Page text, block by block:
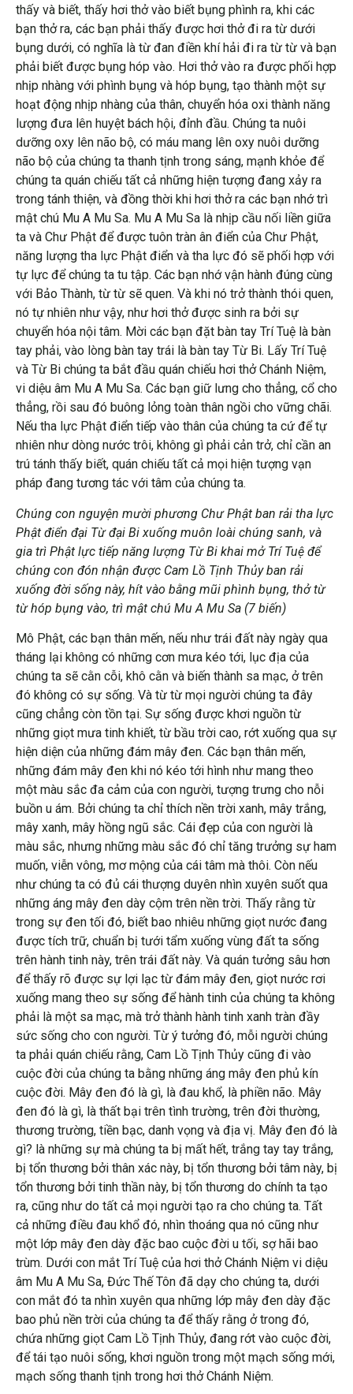
thấy và biết, thấy hơi thở vào biết bụng phình ra, khi các
bạn thở ra, các bạn phải thấy được hơi thở đi ra từ dưới
bụng dưới, có nghĩa là từ đan điền khí hải đi ra từ từ và bạn
phải biết được bụng hóp vào. Hơi thở vào ra được phối hợp
nhịp nhàng với phình bụng và hóp bụng, tạo thành một sự
hoạt động nhịp nhàng của thân, chuyển hóa oxi thành năng
lượng đưa lên huyệt bách hội, đỉnh đầu. Chúng ta nuôi
dưỡng oxy lên não bộ, có máu mang lên oxy nuôi dưỡng
não bộ của chúng ta thanh tịnh trong sáng, mạnh khỏe để
chúng ta quán chiếu tất cả những hiện tượng đang xảy ra
trong tánh thiện, và đồng thời khi hơi thở ra các bạn nhớ trì
mật chú Mu A Mu Sa. Mu A Mu Sa là nhịp cầu nối liền giữa
ta và Chư Phật để được tuôn tràn ân điển của Chư Phật,
năng lượng tha lực Phật điển và tha lực đó sẽ phối hợp với
tự lực để chúng ta tu tập. Các bạn nhớ vận hành đúng cùng
với Bảo Thành, từ từ sẽ quen. Và khi nó trở thành thói quen,
nó tự nhiên như vậy, như hơi thở được sinh ra bởi sự
chuyển hóa nội tâm. Mời các bạn đặt bàn tay Trí Tuệ là bàn
tay phải, vào lòng bàn tay trái là bàn tay Từ Bi. Lấy Trí Tuệ
và Từ Bi chúng ta bắt đầu quán chiếu hơi thở Chánh Niệm,
vi diệu âm Mu A Mu Sa. Các bạn giữ lưng cho thẳng, cổ cho
thẳng, rồi sau đó buông lỏng toàn thân ngồi cho vững chãi.
Nếu tha lực Phật điển tiếp vào thân của chúng ta cứ để tự
nhiên như dòng nước trôi, không gì phải cản trở, chỉ cần an
trú tánh thấy biết, quán chiếu tất cả mọi hiện tượng vạn
pháp đang tương tác với tâm của chúng ta.
Chúng con nguyện mười phương Chư Phật ban rải tha lực
Phật điển đại Từ đại Bi xuống muôn loài chúng sanh, và
gia trì Phật lực tiếp năng lượng Từ Bi khai mở Trí Tuệ để
chúng con đón nhận được Cam Lồ Tịnh Thủy ban rải
xuống đời sống này, hít vào bằng mũi phình bụng, thở từ
từ hóp bụng vào, trì mật chú Mu A Mu Sa (7 biến)
Mô Phật, các bạn thân mến, nếu như trái đất này ngày qua
tháng lại không có những cơn mưa kéo tới, lục địa của
chúng ta sẽ cằn cỗi, khô cằn và biến thành sa mạc, ở trên
đó không có sự sống. Và từ từ mọi người chúng ta đây
cũng chẳng còn tồn tại. Sự sống được khơi nguồn từ
những giọt mưa tinh khiết, từ bầu trời cao, rớt xuống qua sự
hiện diện của những đám mây đen. Các bạn thân mến,
những đám mây đen khi nó kéo tới hình như mang theo
một màu sắc đa cảm của con người, tượng trưng cho nỗi
buồn u ám. Bởi chúng ta chỉ thích nền trời xanh, mây trắng,
mây xanh, mây hồng ngũ sắc. Cái đẹp của con người là
màu sắc, nhưng những màu sắc đó chỉ tăng trưởng sự ham
muốn, viễn vông, mơ mộng của cái tâm mà thôi. Còn nếu
như chúng ta có đủ cái thượng duyên nhìn xuyên suốt qua
những áng mây đen dày cộm trên nền trời. Thấy rằng từ
trong sự đen tối đó, biết bao nhiêu những giọt nước đang
được tích trữ, chuẩn bị tưới tẩm xuống vùng đất ta sống
trên hành tinh này, trên trái đất này. Và quán tưởng sâu hơn
để thấy rõ được sự lợi lạc từ đám mây đen, giọt nước rơi
xuống mang theo sự sống để hành tinh của chúng ta không
phải là một sa mạc, mà trở thành hành tinh xanh tràn đầy
sức sống cho con người. Từ ý tưởng đó, mỗi người chúng
ta phải quán chiếu rằng, Cam Lồ Tịnh Thủy cũng đi vào
cuộc đời của chúng ta bằng những áng mây đen phủ kín
cuộc đời. Mây đen đó là gì, là đau khổ, là phiền não. Mây
đen đó là gì, là thất bại trên tình trường, trên đời thường,
thương trường, tiền bạc, danh vọng và địa vị. Mây đen đó là
gì? là những sự mà chúng ta bị mất hết, trắng tay tay trắng,
bị tổn thương bởi thân xác này, bị tổn thương bởi tâm này, bị
tổn thương bởi tinh thần này, bị tổn thương do chính ta tạo
ra, cũng như do tất cả mọi người tạo ra cho chúng ta. Tất
cả những điều đau khổ đó, nhìn thoáng qua nó cũng như
một lớp mây đen dày đặc bao cuộc đời u tối, sợ hãi bao
trùm. Dưới con mắt Trí Tuệ của hơi thở Chánh Niệm vi diệu
âm Mu A Mu Sa, Đức Thế Tôn đã dạy cho chúng ta, dưới
con mắt đó ta nhìn xuyên qua những lớp mây đen dày đặc
bao phủ nền trời của chúng ta để thấy rằng ở trong đó,
chứa những giọt Cam Lồ Tịnh Thủy, đang rớt vào cuộc đời,
để tái tạo nuôi sống, khơi nguồn trong một mạch sống mới,
mạch sống thanh tịnh trong hơi thở Chánh Niệm.